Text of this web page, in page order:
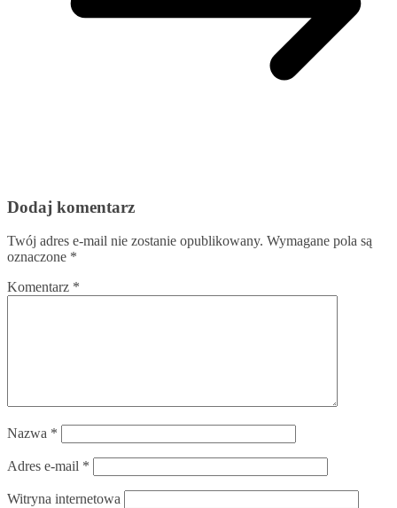
Dodaj komentarz
Twój adres e-mail nie zostanie opublikowany. Wymagane pola są
oznaczone *
Komentarz *
Nazwa *
Adres e-mail *
Witryna internetowa